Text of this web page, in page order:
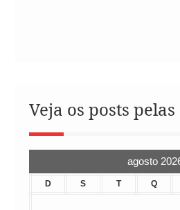
Veja os posts
agosto
D S T Q